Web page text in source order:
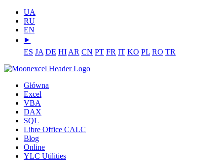
UA
RU
EN
⯈
ES JA DE HI AR CN PT FR IT KO PL RO TR
Główna
Excel
VBA
DAX
SQL
Libre Office CALC
Blog
Online
YLC Utilities